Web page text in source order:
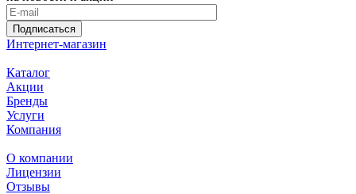
Подписаться
Интернет-магазин
Каталог
Акции
Бренды
Услуги
Компания
О компании
Лицензии
Отзывы